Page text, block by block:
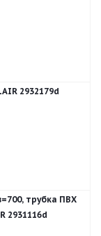
2932179d
трубка ПВХ
2931116d